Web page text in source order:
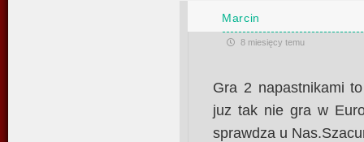
Marcin
8 miesięcy temu
Gra 2 napastnikami
juz tak nie gra w
sprawdza u